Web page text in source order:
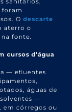
foram
Odescarte
aterro o
fonte.
cursos d’água
— efluentes
águas de
—
em córregos ou